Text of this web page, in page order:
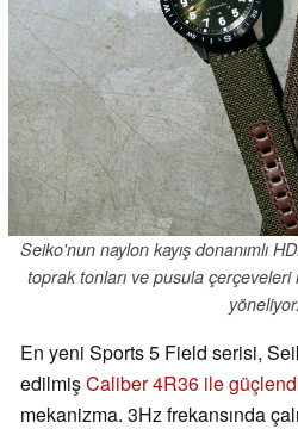
Seiko'nun naylon kayış donanımlı
toprak tonları ve pusula
yöneliyor.
En yeni Sports 5 Field serisi,
edilmişCaliber 4R36 ile
mekanizma. 3Hz frekansında